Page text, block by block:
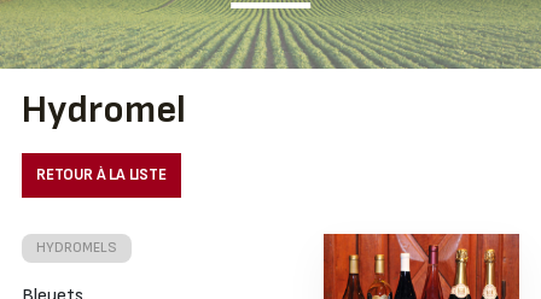
Hydromel
RETOUR À LA LISTE
HYDROMELS